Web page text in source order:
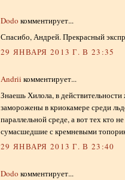
Dodo комментирует...
Спасибо, Андрей. Прекрасный
29 ЯНВАРЯ 2013 Г. В 23:35
Andrii комментирует...
Знаешь Хилола, в
заморожены в криокамере среди
параллельной среде, а вот тех кто
сумасшедшие с кремневыми
29 ЯНВАРЯ 2013 Г. В 23:40
Dodo комментирует...